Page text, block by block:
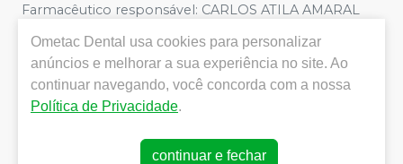
Farmacêutico responsável: CARLOS ATILA AMARAL
Segurança - Fotos meramente ilustrativas - Os preços e
condições da loja virtual estão sujeitos a alterações. Em
caso de divergência de preços no site, o valor válido é o
do Carrinho de Compra. Não vendemos por atacado
compras de grandes volumes pelo site.
Ometac Dental usa cookies para personalizar
anúncios e melhorar a sua experiência no site. Ao
continuar navegando, você concorda com a nossa
Política de Privacidade.
continuar e fechar